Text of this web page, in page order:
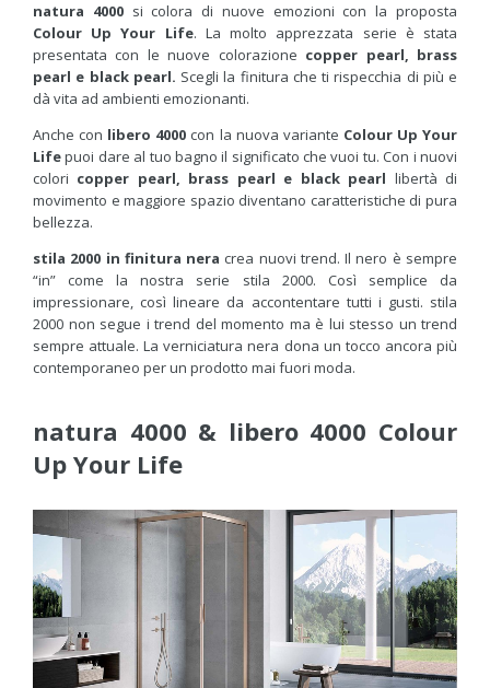
natura 4000si colora di nuove emozioni con la proposta
Colour Up Your Life. La molto apprezzata serie è stata
presentata con le nuove colorazione copper pearl, brass
pearl e black pearl. Scegli la finitura che ti rispecchia di più e
dà vita ad ambienti emozionanti.
Anche con libero 4000 con la nuova variante Colour Up Your
Lifepuoi dare al tuo bagno il significato che vuoi tu. Con i nuovi
colori copper pearl, brass pearl e black pearl libertà di
movimento e maggiore spazio diventano caratteristiche di pura
bellezza.
stila 2000 in finitura nera crea nuovi trend. Il nero è sempre
“in” come la nostra serie stila 2000. Così semplice da
impressionare, così lineare da accontentare tutti i gusti. stila
2000 non segue i trend del momento ma è lui stesso un trend
sempre attuale. La verniciatura nera dona un tocco ancora più
contemporaneo per un prodotto mai fuori moda.
natura 4000 & libero 4000 Colour
Up Your Life